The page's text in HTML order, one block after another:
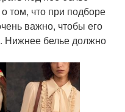
том, что при подборе
важно, чтобы его
Нижнее белье должно